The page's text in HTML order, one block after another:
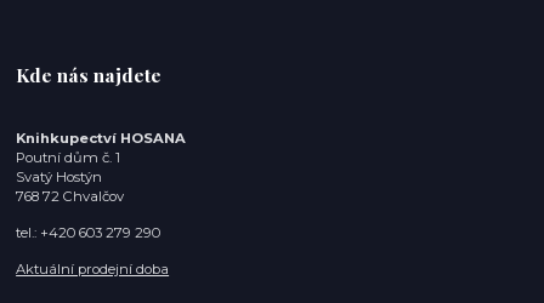
Kde nás najdete
Knihkupectví HOSANA
Poutní dům č. 1
Svatý Hostýn
768 72 Chvalčov
tel.: +420 603 279 290
Aktuální prodejní doba